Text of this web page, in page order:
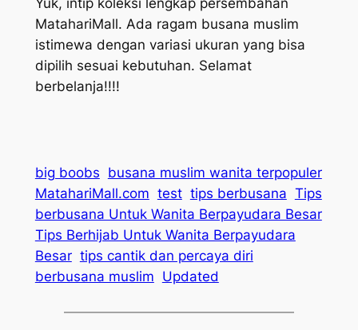
Yuk, intip koleksi lengkap persembahan
MatahariMall. Ada ragam busana muslim
istimewa dengan variasi ukuran yang bisa
dipilih sesuai kebutuhan. Selamat
berbelanja!!!!
big boobs busana muslim wanita terpopuler
MatahariMall.com test tips berbusana Tips
berbusana Untuk Wanita Berpayudara Besar
Tips Berhijab Untuk Wanita Berpayudara
Besar tips cantik dan percaya diri
berbusana muslim Updated